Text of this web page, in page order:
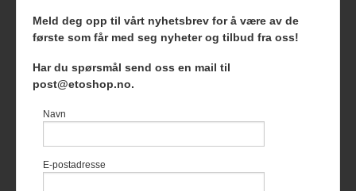
Frakt Kjøpsbetingelser Sikkerhet og personvern
Nyhetsbrev Blogg
Foretaksregisteret 927127954
du får en bedre kjøpsopplevelse og
Meld deg opp til vårt nyhetsbrev for å være av de
første som får med seg nyheter og tilbud fra oss!
Har du spørsmål send oss en mail til
post@etoshop.no.
Navn
E-postadresse